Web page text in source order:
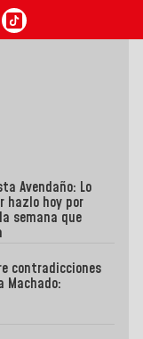
Avendaño: Lo
hazlo hoy por
semana que
contradicciones
Machado: